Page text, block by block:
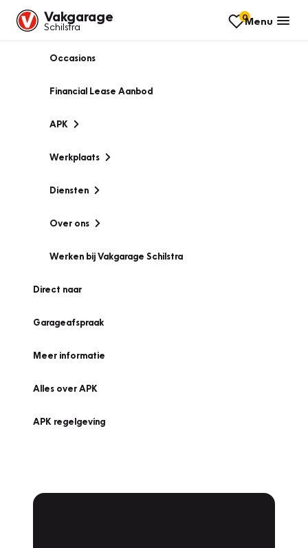
Vakgarage
Schilstra
0Menu
Occasions
Financial Lease Aanbod
APK
Werkplaats
Diensten
Over ons
Werken bij Vakgarage Schilstra
Direct naar
Garageafspraak
Meer informatie
Alles over APK
APK regelgeving